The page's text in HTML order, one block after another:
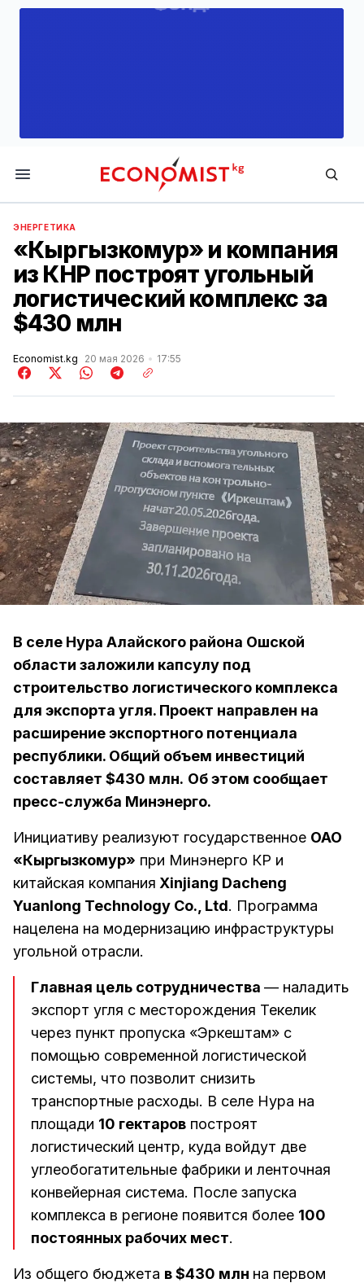
Economist.kg
ЭНЕРГЕТИКА
«Кыргызкомур» и компания
из КНР построят угольный
логистический комплекс за
$430 млн
Economist.kg 20 мая 2026 17:55
В селе Нура Алайского района Ошской
области заложили капсулу под
строительство логистического комплекса
для экспорта угля. Проект направлен на
расширение экспортного потенциала
республики. Общий объем инвестиций
составляет $430 млн. Об этом сообщает
пресс-служба Минэнерго.
Инициативу реализуют государственное ОАО
«Кыргызкомур» при Минэнерго КР и
китайская компания Xinjiang Dacheng
Yuanlong Technology Co., Ltd. Программа
нацелена на модернизацию инфраструктуры
угольной отрасли.
Главная цель сотрудничества — наладить
экспорт угля с месторождения Текелик
через пункт пропуска «Эркештам» с
помощью современной логистической
системы, что позволит снизить
транспортные расходы. В селе Нура на
площади 10 гектаров построят
логистический центр, куда войдут две
углеобогатительные фабрики и ленточная
конвейерная система. После запуска
комплекса в регионе появится более 100
постоянных рабочих мест.
Из общего бюджета в $430 млн на первом